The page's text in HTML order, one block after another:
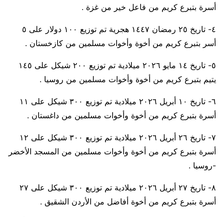
أسرة بتبرع كريم من فاعل خير من غزة .
٤- تاريخ ٢٥ رمضان ١٤٤٧ هجرية تم توزيع ١٠٠ دولار على ٥
أسر بتبرع كريم من أخوة وأخوات مسلمين من كازخستان .
٥- تاريخ ١٤ مايو ٢٠٢٦ ميلادية تم توزيع ٢٠٠ شيكل على ١٤٥
يتيم بتبرع كريم من أخوة وأخوات مسلمين من روسيا .
٦- تاريخ ١٠ أبريل ٢٠٢٦ ميلادية تم توزيع ٣٠٠ شيكل على ١١
أسرة بتبرع كريم من أخوة وأخوات مسلمين من داغستان .
٧- تاريخ ٢٦ أبريل ٢٠٢٦ ميلادية تم توزيع ٣٠٠ شيكل على ١٢
أسرة بتبرع كريم من أخوة وأخوات مسلمين من المسجد الأخضر
-روسيا .
٨- تاريخ ٢٧ أبريل ٢٠٢٦ ميلادية تم توزيع ٣٠٠ شيكل على ٢٧
أسرة بتبرع كريم من أخوة أفاضل من الأردن الشقيق .